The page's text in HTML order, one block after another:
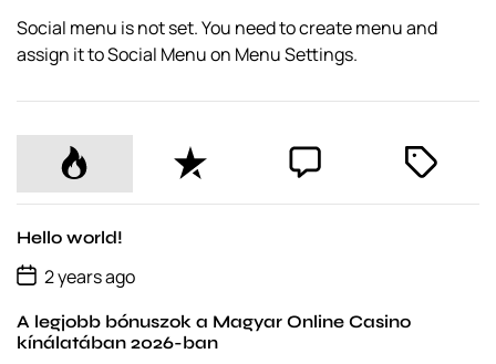
Social menu is not set. You need to create menu and
assign it to Social Menu on Menu Settings.
P
o
p
u
a
r
R
e
c
C
o
m
t
T
g
Hello world!
P
o
t
D
2 years ago
A legjobb bónuszok a Magyar Online Casino
kínálatában 2026-ban